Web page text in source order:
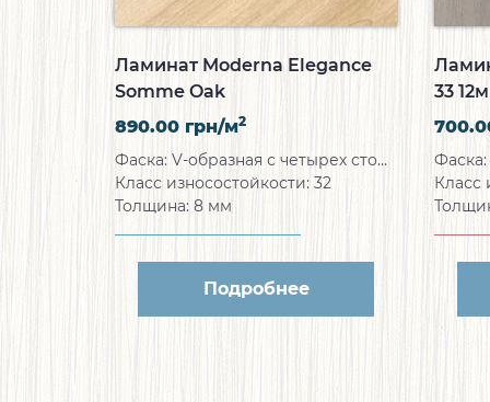
Ламинат Moderna Elegance
Somme Oak
890.00 грн/м2
Фаска: V-образная с четырех сторон
Класс износостойкости: 32
Толщина: 8 мм
Подробнее
33
Фаска:
Класс